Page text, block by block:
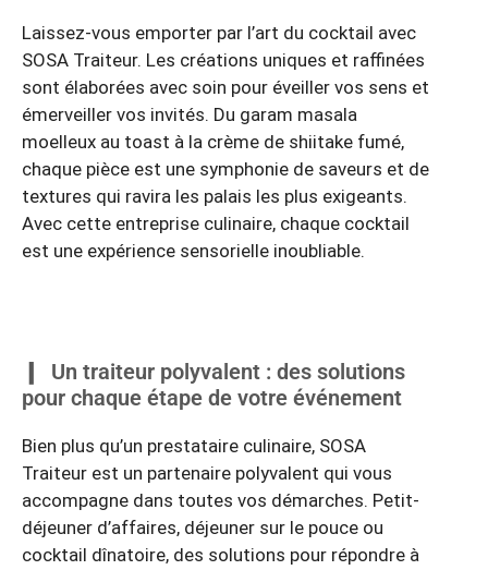
Laissez-vous emporter par l’art du cocktail avec
SOSA Traiteur. Les créations uniques et raffinées
sont élaborées avec soin pour éveiller vos sens et
émerveiller vos invités. Du garam masala
moelleux au toast à la crème de shiitake fumé,
chaque pièce est une symphonie de saveurs et de
textures qui ravira les palais les plus exigeants.
Avec cette entreprise culinaire, chaque cocktail
est une expérience sensorielle inoubliable.
Un traiteur polyvalent : des solutions
pour chaque étape de votre événement
Bien plus qu’un prestataire culinaire, SOSA
Traiteur est un partenaire polyvalent qui vous
accompagne dans toutes vos démarches. Petit-
déjeuner d’affaires, déjeuner sur le pouce ou
cocktail dînatoire, des solutions pour répondre à